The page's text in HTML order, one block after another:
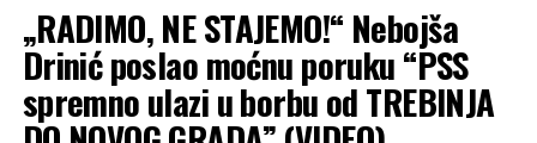
„RADIMO, NE STAJEMO!“ Nebojša
Drinić poslao moćnu poruku “PSS
spremno ulazi u borbu od TREBINJA